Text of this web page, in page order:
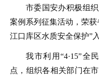
市委国安办积极组
案例系列征集活动，荣
江口库区水质安全保护”
我市利用“4·15”全
点，组织各相关部门在